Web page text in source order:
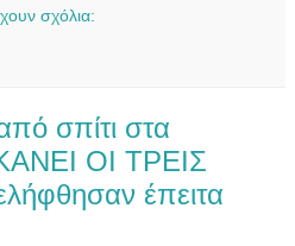
σχόλια:
σπίτι στα
OI TPEIΣ
έπειτα